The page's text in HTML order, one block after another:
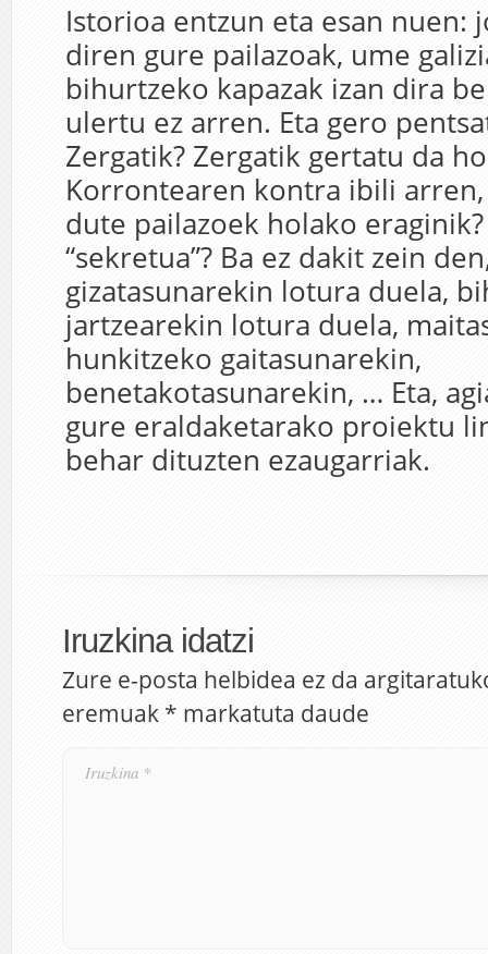
Istorioa entzun eta esan nuen:
diren gure pailazoak, ume
bihurtzeko kapazak izan dira
ulertu ez arren. Eta gero
Zergatik? Zergatik gertatu da
Korrontearen kontra ibili
dute pailazoek holako
“sekretua”? Ba ez dakit zein
gizatasunarekin lotura duela,
jartzearekin lotura duela,
hunkitzeko gaitasunarekin,
benetakotasunarekin, … Eta,
gure eraldaketarako proiektu
behar dituzten ezaugarriak.
Iruzkina idatzi
Zure e-posta helbidea ez da
eremuak * markatuta daude